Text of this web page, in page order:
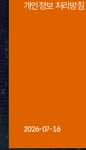
개인정보 처리방
2026-07-16